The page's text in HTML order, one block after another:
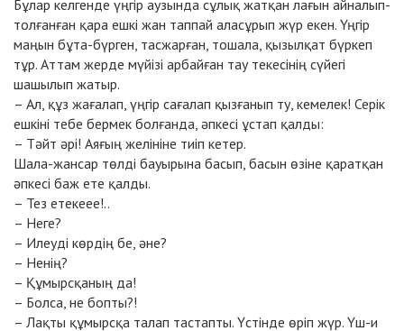
Бұлар келгенде үңгір аузында сұлық жатқан лағын айналып-
толғанған қара ешкі жан таппай аласұрып жүр екен. Үңгір
маңын бұта-бүрген, тасжарған, тошала, қызылқат бүркеп
тұр. Аттам жерде мүйізі арбайған тау текесінің сүйегі
шашылып жатыр.
– Ал, құз жағалап, үңгір сағалап қызғанып ту, кемелек! Серік
ешкіні тебе бермек болғанда, әпкесі ұстап қалды:
– Тәйт әрі! Аяғың желініне тиіп кетер.
Шала-жансар төлді бауырына басып, басын өзіне қаратқан
әпкесі баж ете қалды.
– Тез етекеее!..
– Неге?
– Илеуді көрдің бе, әне?
– Ненің?
– Құмырсқаның да!
– Болса, не бопты?!
– Лақты құмырсқа талап тастапты. Үстінде өріп жүр. Үш-и